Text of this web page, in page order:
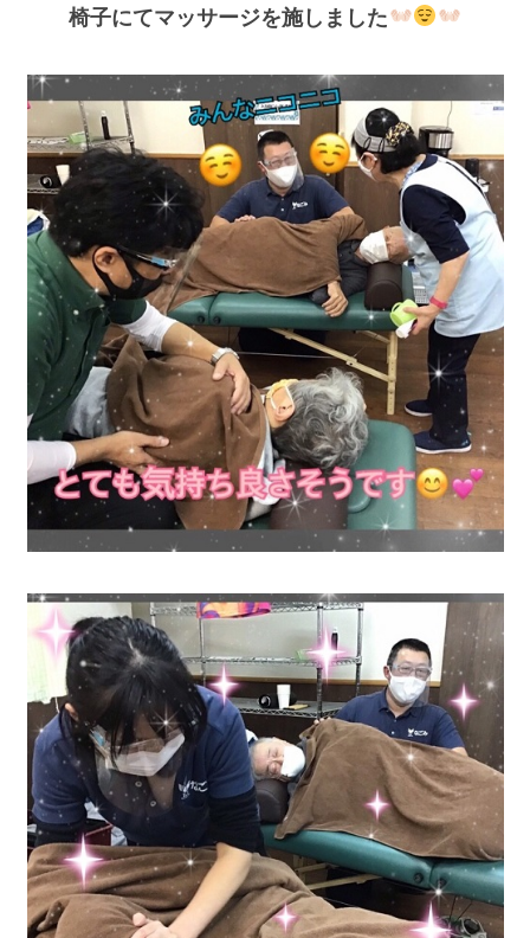
椅子にてマッサージを施しました